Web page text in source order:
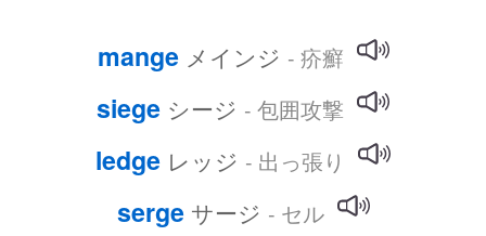
mange メインジ - 疥癬
siege シージ - 包囲攻撃
ledge レッジ - 出っ張り
serge サージ - セル